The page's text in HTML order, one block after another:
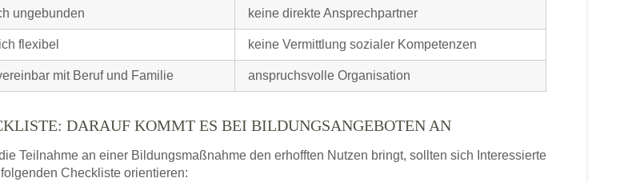
ungebunden keine direkte Ansprechpartner
flexibel keine Vermittlung sozialer Kompetenzen
mit Beruf und Familie anspruchsvolle Organisation
DARAUF KOMMT ES BEI BILDUNGSANGEBOTEN AN
Teilnahme an einer Bildungsmaßnahme den erhofften Nutzen bringt, sollten sich Interessierte
Checkliste orientieren: